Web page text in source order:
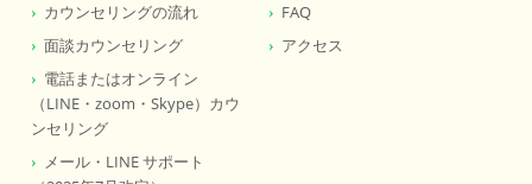
カウンセリングの流れ
面談カウンセリング
電話またはオンライン
（LINE・zoom・Skype）カウ
ンセリング
メール・LINE サポート
FAQ
アクセス